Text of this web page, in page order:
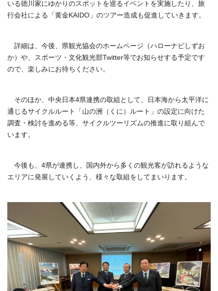
いる徳川家にゆかりのスポットを巡るイベントを実施したり、旅
行会社による「黄金KAIDO」のツアー造成も促進していきます。
詳細は、今後、県観光協会のホームページ（ハローナビしずお
か）や、スポーツ・文化観光部Twitter等でお知らせする予定です
ので、楽しみにお待ちください。
そのほか、中央日本4県連携の取組として、日本海から太平洋に
通じるサイクルルート「山の洲（くに）ルート」の設定に向けた
調査・検討を進める等、サイクルツーリズムの推進に取り組んで
います。
今後も、4県が連携し、国内外から多くの観光客が訪れるような
エリアに発展していくよう、様々な取組をしてまいります。